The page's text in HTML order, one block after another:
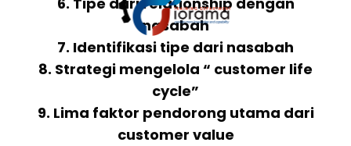
nasabah
7. Identifikasi tipe dari nasabah
8. Strategi mengelola “ customer life
cycle”
9. Lima faktor pendorong utama dari
customer value